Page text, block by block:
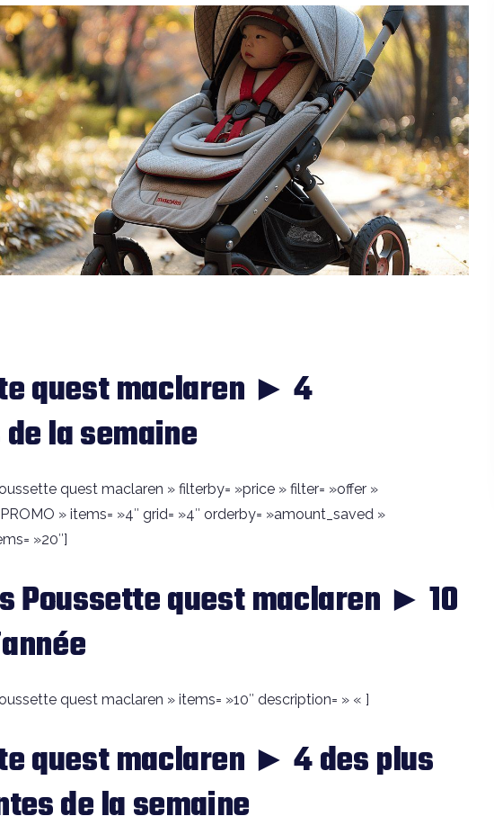
quest maclaren ► 4
la semaine
quest maclaren » filterby= »price » filter= »offer »
» items= »4″ grid= »4″ orderby= »amount_saved »
»20″]
Poussette quest maclaren ► 10
quest maclaren » items= »10″ description= » « ]
quest maclaren ► 4 des plus
de la semaine